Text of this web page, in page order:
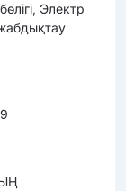
Электр